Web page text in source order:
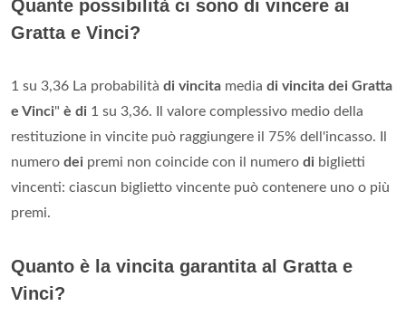
Quante possibilità ci sono di vincere ai
Gratta e Vinci?
1 su 3,36 La probabilità di vincita media di vincita dei Gratta
e Vinci" è di 1 su 3,36. Il valore complessivo medio della
restituzione in vincite può raggiungere il 75% dell'incasso. Il
numero dei premi non coincide con il numero di biglietti
vincenti: ciascun biglietto vincente può contenere uno o più
premi.
Quanto è la vincita garantita al Gratta e
Vinci?